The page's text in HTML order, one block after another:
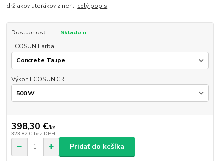
držiakov uterákov z ner... celý popis
Dostupnosť
Skladom
ECOSUN Farba
Výkon ECOSUN CR
398,30 €/ks
323,82 € bez DPH
Pridať do košíka